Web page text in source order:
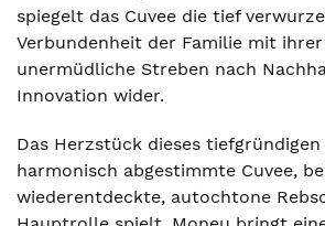
spiegelt das Cuvee die tief
Verbundenheit der Familie mit
unermüdliche Streben nach
Innovation wider.
Das Herzstück dieses
harmonisch abgestimmte Cuvee,
wiederentdeckte, autochtone